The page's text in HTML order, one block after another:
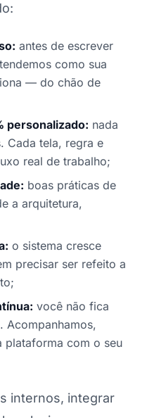
antes de escrever
como sua
— do chão de
personalizado: nada
Cada tela, regra e
real de trabalho;
boas práticas de
a arquitetura,
o sistema cresce
precisar ser refeito a
você não fica
Acompanhamos,
plataforma com o seu
internos, integrar